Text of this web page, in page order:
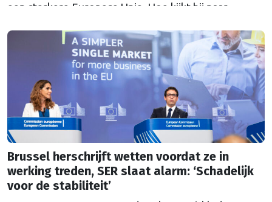
een sterkere Europese Unie. Hoe kijkt hij naar
heeft kunnen proeven van de Brusselse én de
Haagse politiek?
Brussel herschrijft wetten voordat ze in
werking treden, SER slaat alarm: ‘Schadelijk
voor de stabiliteit’